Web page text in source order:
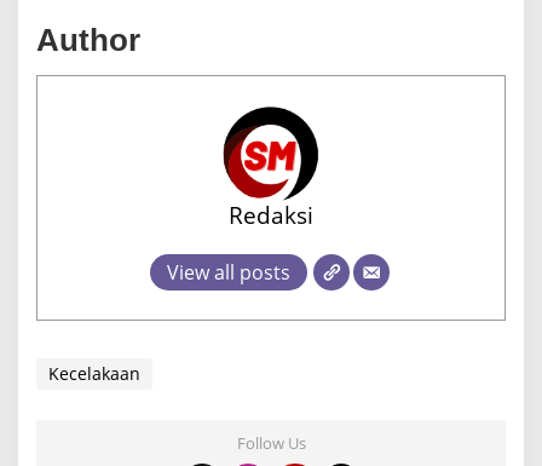
Author
Redaksi
View all posts
Kecelakaan
Follow Us